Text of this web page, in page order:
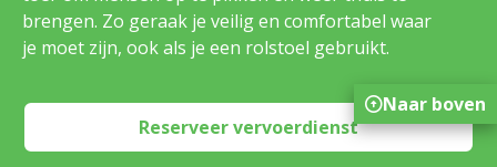
brengen. Zo geraak je veilig en comfortabel waar
je moet zijn, ook als je een rolstoel gebruikt.
Reserveer vervoerdienst
Naar boven